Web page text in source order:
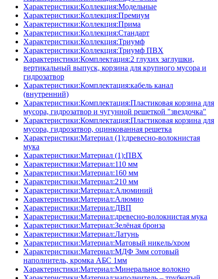
Характеристики:Коллекция:Модельные
Характеристики:Коллекция:Премиум
Характеристики:Коллекция:Прима
Характеристики:Коллекция:Стандарт
Характеристики:Коллекция:Триумф
Характеристики:Коллекция:Триумф ПВХ
Характеристики:Комплектация:2 глухих заглушки,
вертикальный выпуск, корзина для крупного мусора и
гидрозатвор
Характеристики:Комплектация:кабель канал
(внутренний)
Характеристики:Комплектация:Пластиковая корзина для
мусора, гидрозатвор и чугунной решеткой "звездочка"
Характеристики:Комплектация:Пластиковая корзина для
мусора, гидрозатвор, оцинкованная решетка
Характеристики:Материал (1):древесно-волокнистая
мука
Характеристики:Материал (1):ПВХ
Характеристики:Материал:110 мм
Характеристики:Материал:160 мм
Характеристики:Материал:210 мм
Характеристики:Материал:Алюминий
Характеристики:Материал:Алюмио
Характеристики:Материал:ДВП
Характеристики:Материал:древесно-волокнистая мука
Характеристики:Материал:Зелёная бронза
Характеристики:Материал:Латунь
Характеристики:Материал:Матовый никель/хром
Характеристики:Материал:МДФ 3мм сотовый
наполнитель, кромка AБC 1мм
Характеристики:Материал:Минеральное волокно